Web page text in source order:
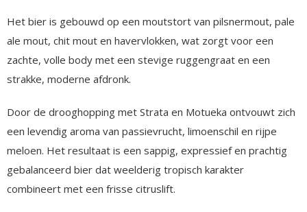
Het bier is gebouwd op een moutstort van pilsnermout, pale
ale mout, chit mout en havervlokken, wat zorgt voor een
zachte, volle body met een stevige ruggengraat en een
strakke, moderne afdronk.
Door de drooghopping met Strata en Motueka ontvouwt zich
een levendig aroma van passievrucht, limoenschil en rijpe
meloen. Het resultaat is een sappig, expressief en prachtig
gebalanceerd bier dat weelderig tropisch karakter
combineert met een frisse citruslift.